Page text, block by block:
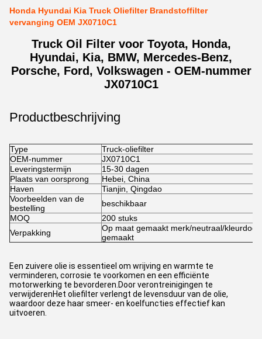
Honda Hyundai Kia Truck Oliefilter Brandstoffilter
vervanging OEM JX0710C1
Truck Oil Filter voor Toyota, Honda,
Hyundai, Kia, BMW, Mercedes-Benz,
Porsche, Ford, Volkswagen - OEM-nummer
JX0710C1
Productbeschrijving
Type
Truck-oliefilter
OEM-nummer
JX0710C1
Leveringstermijn
15-30 dagen
Plaats van oorsprong
Hebei, China
Haven
Tianjin, Qingdao
Voorbeelden van de
bestelling
beschikbaar
MOQ
200 stuks
Verpakking
Op maat gemaakt merk/neutraal/
gemaakt
Een zuivere olie is essentieel om wrijving en warmte te
verminderen, corrosie te voorkomen en een efficiënte
motorwerking te bevorderen.Door verontreinigingen te
verwijderenHet oliefilter verlengt de levensduur van de olie,
waardoor deze haar smeer- en koelfuncties effectief kan
uitvoeren.